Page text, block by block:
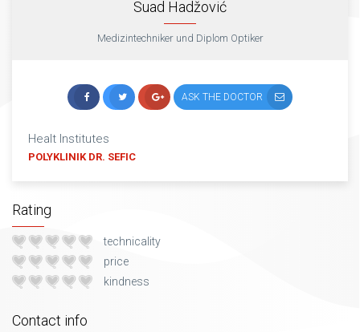
Suad Hadžović
Medizintechniker und Diplom Optiker
ASK THE DOCTOR
Healt Institutes
POLYKLINIK DR. SEFIC
Rating
technicality
price
kindness
Contact info